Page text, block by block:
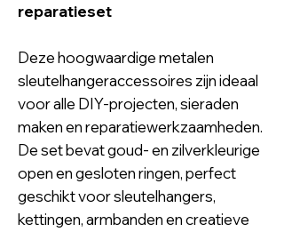
reparatieset
Deze hoogwaardige metalen
sleutelhangeraccessoires zijn ideaal
voor alle DIY-projecten, sieraden
maken en reparatiewerkzaamheden.
De set bevat goud- en zilverkleurige
open en gesloten ringen, perfect
geschikt voor sleutelhangers,
kettingen, armbanden en creatieve